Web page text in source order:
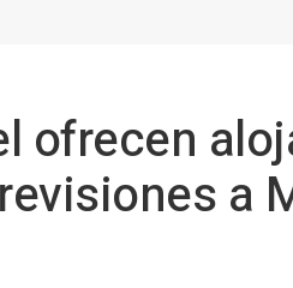
ofrecen
a